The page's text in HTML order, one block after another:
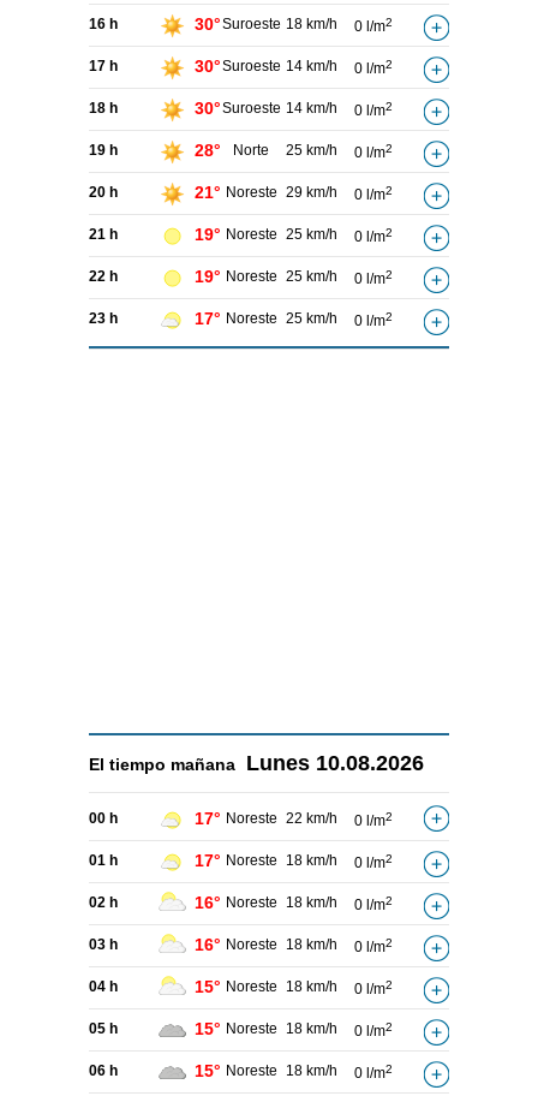
16 h 30°Suroeste 18 km/h 0 l/m2
17 h 30°Suroeste 14 km/h 0 l/m2
18 h 30°Suroeste 14 km/h 0 l/m2
19 h 28° Norte 25 km/h 0 l/m2
20 h 21° Noreste 29 km/h 0 l/m2
21 h 19° Noreste 25 km/h 0 l/m2
22 h 19° Noreste 25 km/h 0 l/m2
23 h 17° Noreste 25 km/h 0 l/m2
El tiempo mañana Lunes 10.08.2026
00 h 17° Noreste 22 km/h 0 l/m2
01 h 17° Noreste 18 km/h 0 l/m2
02 h 16° Noreste 18 km/h 0 l/m2
03 h 16° Noreste 18 km/h 0 l/m2
04 h 15° Noreste 18 km/h 0 l/m2
05 h 15° Noreste 18 km/h 0 l/m2
06 h 15° Noreste 18 km/h 0 l/m2